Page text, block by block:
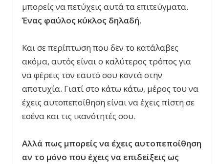
μπορείς να πετύχεις αυτά τα επιτεύγματα.
Ένας φαύλος κύκλος δηλαδή.
Και σε περίπτωση που δεν το κατάλαβες
ακόμα, αυτός είναι ο καλύτερος τρόπος για
να φέρεις τον εαυτό σου κοντά στην
αποτυχία. Γιατί στο κάτω κάτω, μέρος του να
έχεις αυτοπεποίθηση είναι να έχεις πίστη σε
εσένα και τις ικανότητές σου.
Αλλά πως μπορείς να έχεις αυτοπεποίθηση
αν το μόνο που έχεις να επιδείξεις ως